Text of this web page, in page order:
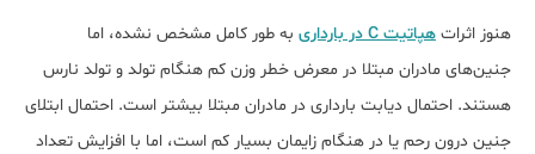
هنوز اثرات هپاتیت C در بارداری
به طور کامل مشخص نشده، اما
جنین‌های مادران مبتلا در معرض خطر وزن کم هنگام تولد و تولد نارس
هستند. احتمال دیابت بارداری در مادران مبتلا بیشتر است. احتمال ابتلای
جنین درون رحم یا در هنگام زایمان بسیار کم است، اما با افزایش تعداد